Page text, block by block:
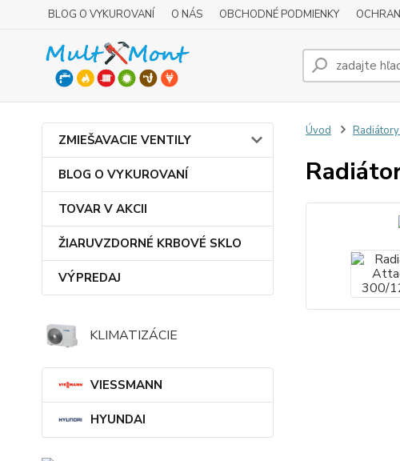
BLOG O VYKUROVANÍ O NÁS OBCHODNÉ PODMIENKY
ZMIEŠAVACIE VENTILY
BLOG O VYKUROVANÍ
TOVAR V AKCII
ŽIARUVZDORNÉ KRBOVÉ SKLO
VÝPREDAJ
KLIMATIZÁCIE
VIESSMANN
HYUNDAI
Úvod